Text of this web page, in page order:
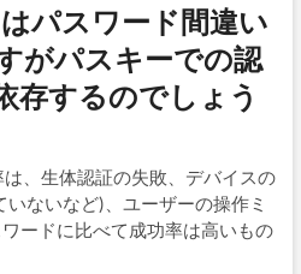
パスワード間違い
がパスキーでの認
存するのでしょう
、生体認証の失敗、デバイスの
ないなど)、ユーザーの操作ミ
ードに比べて成功率は高いもの